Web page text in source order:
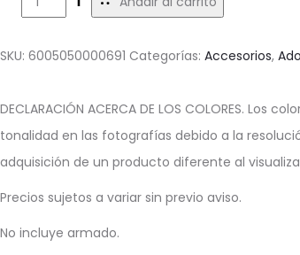
Vidrio
Ampulla
cantidad
SKU: 6005050000691 Categorías: Accesorios,
DECLARACIÓN ACERCA DE LOS COLORES.
tonalidad en las fotografías debido a la
adquisición de un producto diferente al
Precios sujetos a variar sin previo aviso.
No incluye armado.